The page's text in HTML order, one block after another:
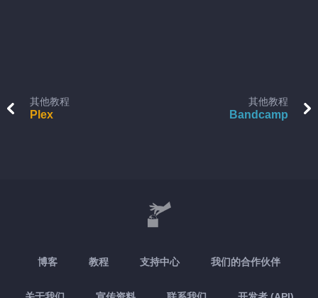
其他教程
Plex
其他教程
Bandcamp
博客 教程 支持中心 我们的合作伙伴